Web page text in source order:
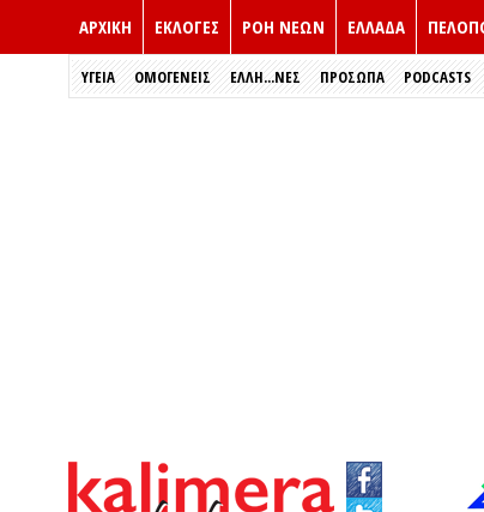
ΑΡΧΙΚΗ ΕΚΛΟΓΈΣ ΡΟΗ ΝΕΩΝ ΕΛΛΑΔΑ
ΥΓΕΙΑ ΟΜΟΓΕΝΕΙΣ ΈΛΛΗ...ΝΕΣ ΠΡΌΣΩΠΑ PODCASTS